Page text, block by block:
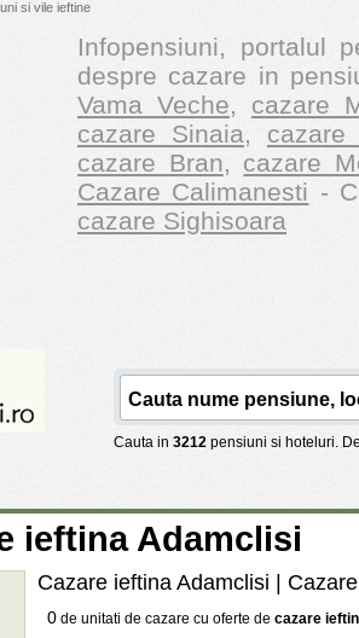
si vile ieftine
Infopensiuni, portalul
despre cazare in
Vama Veche, cazare
cazare Sinaia, cazare
cazare Bran, cazare
Cazare Calimanesti -
cazare Sighisoara
Cauta in 3212 pensiuni si hoteluri.
ieftina Adamclisi
Cazare ieftina Adamclisi |
0 de unitati de cazare cu oferte de cazare